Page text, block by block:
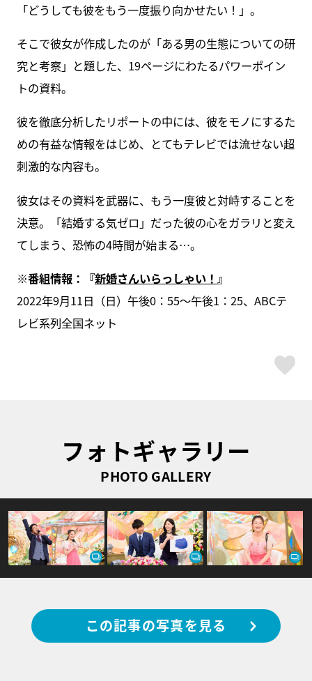
「どうしても彼をもう一度振り向かせたい！」。
そこで彼女が作成したのが「ある男の生態についての研
究と考察」と題した、19ページにわたるパワーポイン
トの資料。
彼を徹底分析したリポートの中には、彼をモノにするた
めの有益な情報をはじめ、とてもテレビでは流せない超
刺激的な内容も。
彼女はその資料を武器に、もう一度彼と対峙することを
決意。「結婚する気ゼロ」だった彼の心をガラリと変え
てしまう、恐怖の4時間が始まる…。
※番組情報：『新婚さんいらっしゃい！ 』
2022年9月11日（日）午後0：55～午後1：25、ABCテ
レビ系列全国ネット
フォトギャラリー
PHOTO GALLERY
この記事の写真を見る